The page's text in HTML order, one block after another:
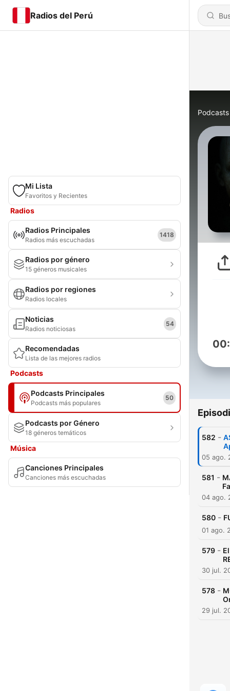
Radios del Perú
Mi Lista
Favoritos y Recientes
Radios
Radios Principales
Radios más escuchadas
1418
Radios por género
15 géneros musicales
Radios por regiones
Radios locales
Noticias
Radios noticiosas
54
Recomendadas
Lista de las mejores radios
Podcasts
Podcasts Principales
Podcasts más populares
50
Podcasts por Género
18 géneros temáticos
Música
Canciones Principales
Canciones más escuchadas
Podcasts
582 -
05 ago.
581 -
04 ago.
580 -
01 ago.
579 -
30 jul.
578 -
29 jul.